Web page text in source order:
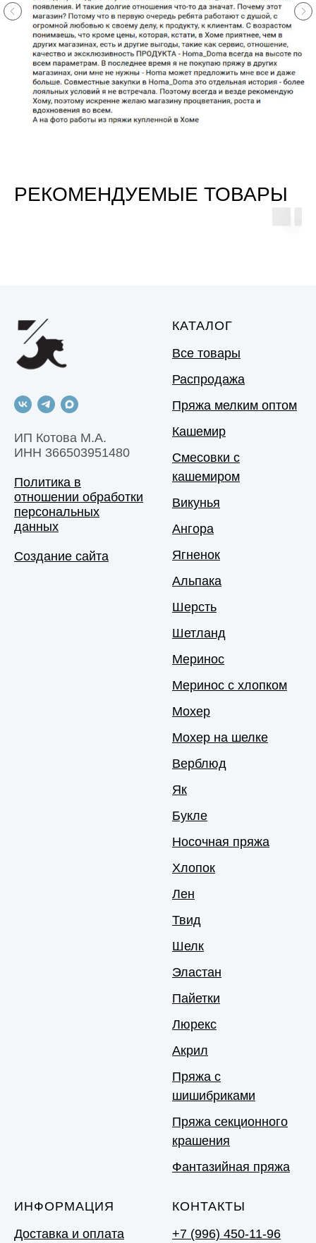
РЕКОМЕНДУЕМЫЕ ТОВАРЫ
ИП Котова М.А.
ИНН 366503951480
Политика в
отношении обработки
персональных
данных
Создание сайта
КАТАЛОГ
Все товары
Распродажа
Пряжа мелким оптом
Кашемир
Смесовки с
кашемиром
Викунья
Ангора
Ягненок
Альпака
Шерсть
Шетланд
Меринос
Меринос с хлопком
Мохер
Мохер на шелке
Верблюд
Як
Букле
Носочная пряжа
Хлопок
Лен
Твид
Шелк
Эластан
Пайетки
Люрекс
Акрил
Пряжа с
шишибриками
Пряжа секционного
крашения
Фантазийная пряжа
ИНФОРМАЦИЯ
Доставка и оплата
КОНТАКТЫ
+7 (996) 450-11-96